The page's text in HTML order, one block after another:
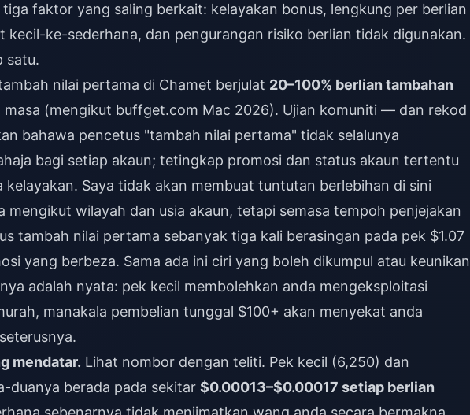
tiga faktor yang saling berkait: kelayakan bonus, lengkung per berlian
kecil-ke-sederhana, dan pengurangan risiko berlian tidak digunakan.
satu.
nilai pertama di Chamet berjulat 20–100% berlian tambahan
masa (mengikut buffget.com Mac 2026). Ujian komuniti — dan rekod
bahawa pencetus "tambah nilai pertama" tidak selalunya
bagi setiap akaun; tetingkap promosi dan status akaun tertentu
kelayakan. Saya tidak akan membuat tuntutan berlebihan di sini
mengikut wilayah dan usia akaun, tetapi semasa tempoh penjejakan
tambah nilai pertama sebanyak tiga kali berasingan pada pek $1.07
yang berbeza. Sama ada ini ciri yang boleh dikumpul atau keunikan
adalah nyata: pek kecil membolehkan anda mengeksploitasi
manakala pembelian tunggal $100+ akan menyekat anda
mendatar. Lihat nombor dengan teliti. Pek kecil (6,250) dan
duanya berada pada sekitar $0.00013–$0.00017 setiap berlian